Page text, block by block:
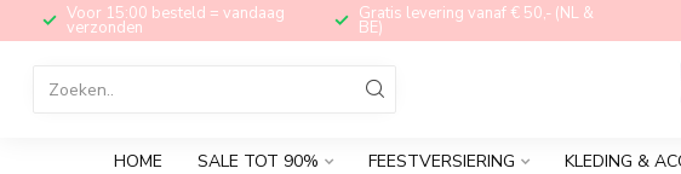
Voor 15:00 besteld = vandaag
verzonden
Gratis levering vanaf € 50,- (NL &
BE)
HOME SALE TOT 90% FEESTVERSIERING KLEDING &